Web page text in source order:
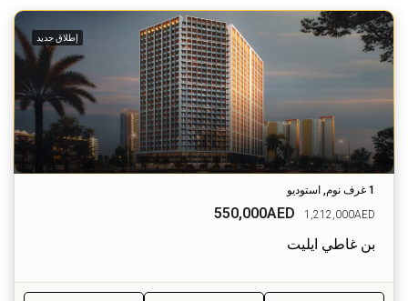
إطلاق جديد
1 غرف نوم, استوديو
550,000AED 1,212,000AED
بن غاطي ايليت